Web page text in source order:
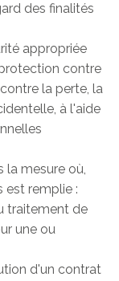
des finalités
appropriée
contre
la perte, la
à l'aide
la mesure où,
est remplie :
traitement de
une ou
d'un contrat